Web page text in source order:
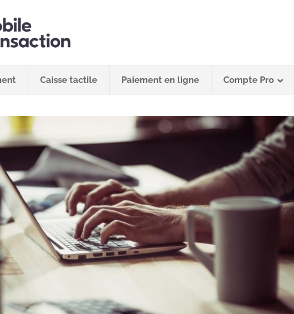
Caisse tactile Paiement en ligne Compte Pro